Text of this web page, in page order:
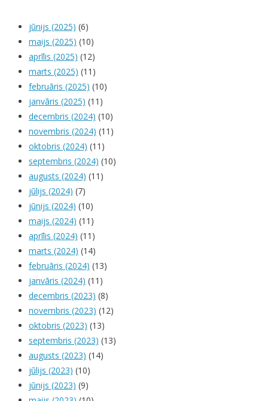
jūnijs (2025) (6)
maijs (2025) (10)
aprīlis (2025) (12)
marts (2025) (11)
februāris (2025) (10)
janvāris (2025) (11)
decembris (2024) (10)
novembris (2024) (11)
oktobris (2024) (11)
septembris (2024) (10)
augusts (2024) (11)
jūlijs (2024) (7)
jūnijs (2024) (10)
maijs (2024) (11)
aprīlis (2024) (11)
marts (2024) (14)
februāris (2024) (13)
janvāris (2024) (11)
decembris (2023) (8)
novembris (2023) (12)
oktobris (2023) (13)
septembris (2023) (13)
augusts (2023) (14)
jūlijs (2023) (10)
jūnijs (2023) (9)